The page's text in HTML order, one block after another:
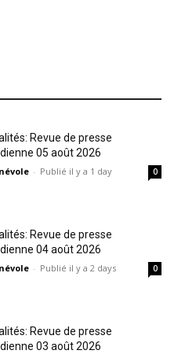
Revue de presse
05 août 2026
- Publié il y a 1 day 0
Revue de presse
04 août 2026
- Publié il y a 2 days 0
Revue de presse
03 août 2026